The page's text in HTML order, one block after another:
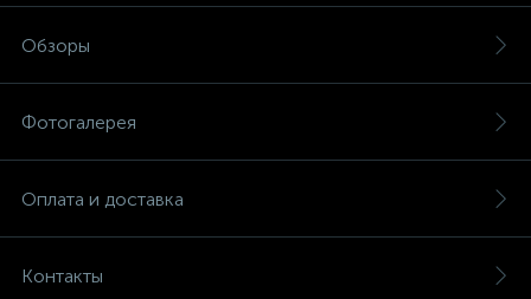
Обзоры
Фотогалерея
Оплата и доставка
Контакты